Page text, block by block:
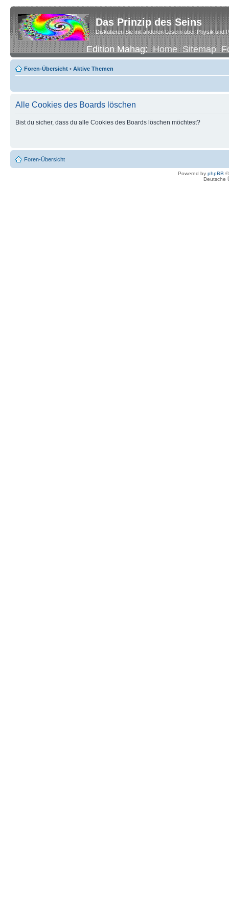
Das Prinzip des Seins
Diskutieren Sie mit anderen Lesern über Physik und
Edition Mahag:Home Sitemap
Foren-Übersicht • Aktive Themen
Alle Cookies des Boards löschen
Bist du sicher, dass du alle Cookies des Boards löschen möchtest?
Foren-Übersicht
Powered by phpBB
Deutsche